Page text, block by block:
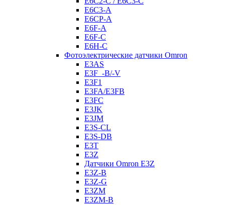
E6C3-A
E6CP-A
E6F-A
E6F-C
E6H-C
Фотоэлектрические датчики Omron
E3AS
E3F_-B/-V
E3F1
E3FA/E3FB
E3FC
E3JK
E3JM
E3S-CL
E3S-DB
E3T
E3Z
Датчики Omron E3Z
E3Z-B
E3Z-G
E3ZM
E3ZM-B